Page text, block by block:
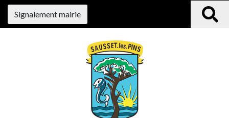
Signalement mairie